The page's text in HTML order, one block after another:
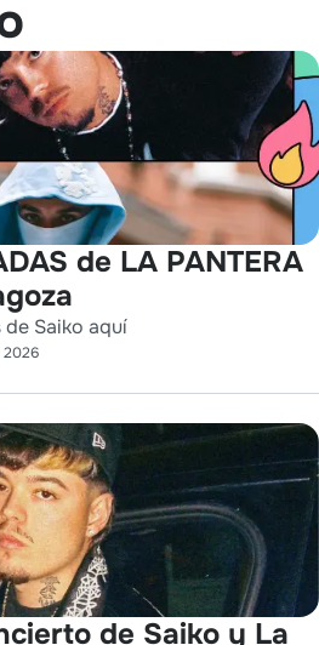
de LA PANTERA
Saiko aquí
2026
de Saiko y La